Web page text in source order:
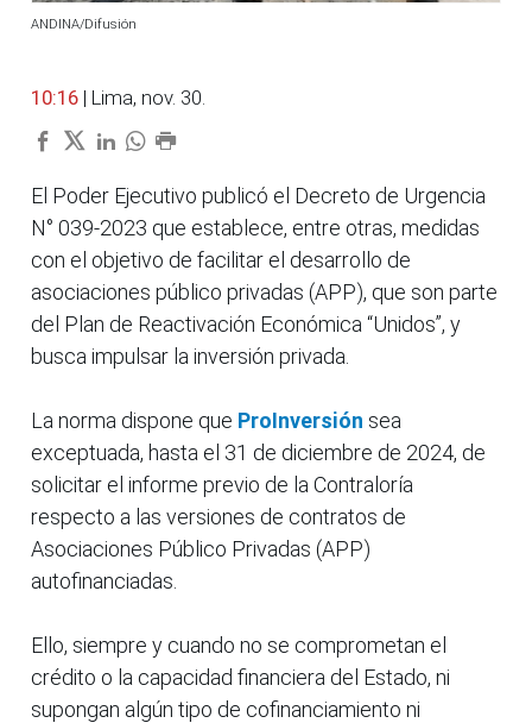
ANDINA/Difusión
10:16 | Lima, nov. 30.
El Poder Ejecutivo publicó el Decreto de Urgencia
N° 039-2023 que establece, entre otras, medidas
con el objetivo de facilitar el desarrollo de
asociaciones público privadas (APP), que son parte
del Plan de Reactivación Económica “Unidos”, y
busca impulsar la inversión privada.
La norma dispone que ProInversión sea
exceptuada, hasta el 31 de diciembre de 2024, de
solicitar el informe previo de la Contraloría
respecto a las versiones de contratos de
Asociaciones Público Privadas (APP)
autofinanciadas.
Ello, siempre y cuando no se comprometan el
crédito o la capacidad financiera del Estado, ni
supongan algún tipo de cofinanciamiento ni